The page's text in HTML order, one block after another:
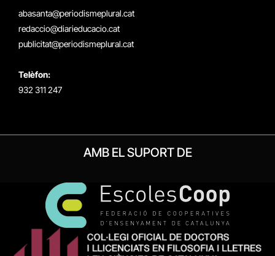
abasanta@periodismeplural.cat
redaccio@diarieducacio.cat
publicitat@periodismeplural.cat
Telèfon:
932 311 247
AMB EL SUPORT DE